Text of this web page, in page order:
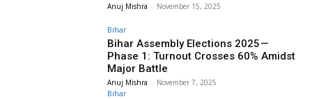
Anuj Mishra - November 15, 2025
Bihar
Bihar Assembly Elections 2025 —
Phase 1: Turnout Crosses 60% Amidst
Major Battle
Anuj Mishra - November 7, 2025
Bihar